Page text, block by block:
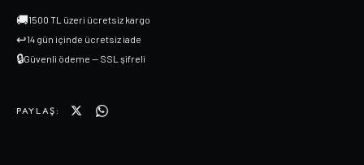
🚚1500 TL üzeri ücretsiz kargo
↩14 gün içinde ücretsiz iade
🔒Güvenli ödeme — SSL şifreli
PAYLAŞ: